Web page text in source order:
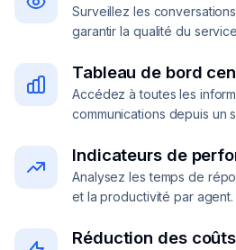
Surveillez les
garantir la qualité du
Tableau de bord
Accédez à toutes les
communications depuis un
Indicateurs de
Analysez les temps de
et la productivité par agent.
Réduction des coûts